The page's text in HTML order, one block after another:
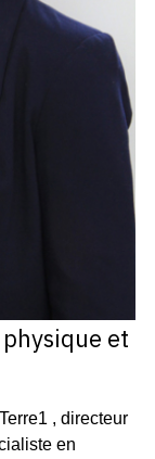
et
, directeur
en